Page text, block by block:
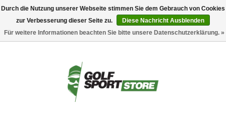
Durch die Nutzung unserer Webseite stimmen Sie dem Gebrauch von Cookies
zur Verbesserung dieser Seite zu.
Diese Nachricht Ausblenden
Für weitere Informationen beachten Sie bitte unsere Datenschutzerklärung. »